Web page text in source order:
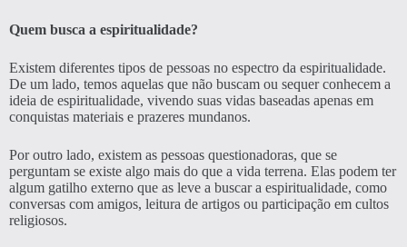
Quem busca a espiritualidade?
Existem diferentes tipos de pessoas no espectro da espiritualidade.
De um lado, temos aquelas que não buscam ou sequer conhecem a
ideia de espiritualidade, vivendo suas vidas baseadas apenas em
conquistas materiais e prazeres mundanos.
Por outro lado, existem as pessoas questionadoras, que se
perguntam se existe algo mais do que a vida terrena. Elas podem ter
algum gatilho externo que as leve a buscar a espiritualidade, como
conversas com amigos, leitura de artigos ou participação em cultos
religiosos.